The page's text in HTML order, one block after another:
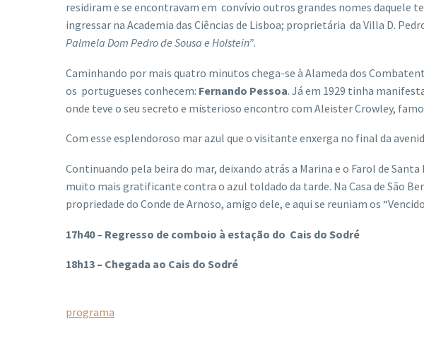
residiram e se encontravam em convívio outros grandes nomes daquele
ingressar na Academia das Ciências de Lisboa; proprietária da Villa D.
Palmela Dom Pedro de Sousa e Holstein”.
Caminhando por mais quatro minutos chega-se à Alameda dos
os portugueses conhecem: Fernando Pessoa. Já em 1929 tinha
onde teve o seu secreto e misterioso encontro com Aleister Crowley,
Com esse esplendoroso mar azul que o visitante enxerga no final da
Continuando pela beira do mar, deixando atrás a Marina e o Farol de
muito mais gratificante contra o azul toldado da tarde. Na Casa de São
propriedade do Conde de Arnoso, amigo dele, e aqui se reuniam os
17h40 – Regresso de comboio à estação do Cais do Sodré
18h13 – Chegada ao Cais do Sodré
programa